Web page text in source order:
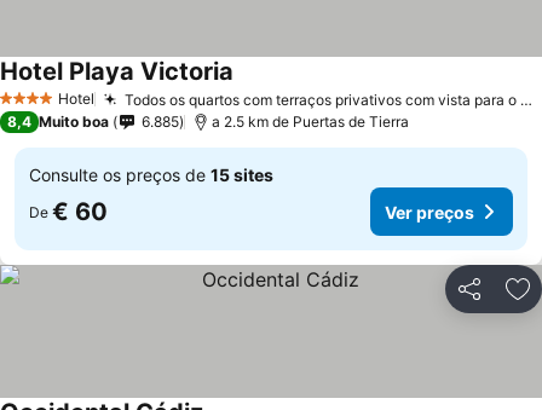
4 EstrelasHotel Todos os quartos com terraços privativos com vista para o mar
Hotel Playa Victoria
8,4 Muito boa 6.885 a 2.5 km de Puertas de Tierra
Consulte os preços de 15 sites
De € 60 Ver preços
Partilhar